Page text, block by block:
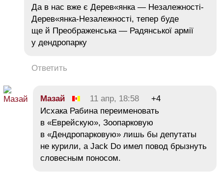
Да в нас вже є Дерев«янка — Незалежності-
Дерев«янка-Незалежності, тепер буде
ще й Преображенська — Радянської армії
у дендропарку
Ответить
Мазай 11 апр, 18:58
+4
Исхака Рабина переименовать
в «Еврейскую», Зоопарковую
в «Дендропарковую» лишь бы депутаты
не курили, а Jack Do имел повод брызнуть
словесным поносом.